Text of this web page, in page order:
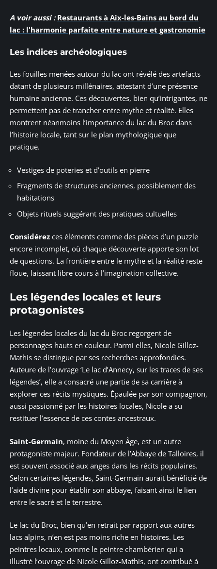
A voir aussi : Restaurants à Aix-les-Bains au bord du
lac : l'harmonie parfaite entre nature et gastronomie
Les indices archéologiques
Les fouilles menées autour du lac ont révélé des artefacts
datant de plusieurs millénaires, attestant d’une présence
humaine ancienne. Ces découvertes, bien qu’intrigantes, ne
permettent pas de trancher entre mythe et réalité. Elles
montrent néanmoins l’importance du lac du Broc dans
l’histoire locale, tant sur le plan mythologique que
pratique.
Vestiges de poteries et d’outils en pierre
Fragments de structures anciennes, possiblement des
habitations
Objets rituels suggérant des pratiques cultuelles
Considérez ces éléments comme des pièces d’un puzzle
encore incomplet, où chaque découverte apporte son lot
de questions. La frontière entre le mythe et la réalité reste
floue, laissant libre cours à l’imagination collective.
Les légendes locales et leurs
protagonistes
Les légendes locales du lac du Broc regorgent de
personnages hauts en couleur. Parmi elles, Nicole Gilloz-
Mathis se distingue par ses recherches approfondies.
Auteure de l’ouvrage ‘Le lac d’Annecy, sur les traces de ses
légendes’, elle a consacré une partie de sa carrière à
explorer ces récits mystiques. Épaulée par son compagnon,
aussi passionné par les histoires locales, Nicole a su
restituer l’essence de ces contes ancestraux.
Saint-Germain, moine du Moyen Âge, est un autre
protagoniste majeur. Fondateur de l’Abbaye de Talloires, il
est souvent associé aux anges dans les récits populaires.
Selon certaines légendes, Saint-Germain aurait bénéficié de
l’aide divine pour établir son abbaye, faisant ainsi le lien
entre le sacré et le terrestre.
Le lac du Broc, bien qu’en retrait par rapport aux autres
lacs alpins, n’en est pas moins riche en histoires. Les
peintres locaux, comme le peintre chambérien qui a
illustré l’ouvrage de Nicole Gilloz-Mathis, ont contribué à